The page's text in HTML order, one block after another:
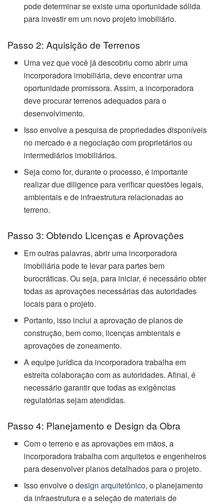
pode determinar se existe uma oportunidade sólida
para investir em um novo projeto imobiliário.
Passo 2: Aquisição de Terrenos
Uma vez que você já descobriu como abrir uma
incorporadora imobiliária, deve encontrar uma
oportunidade promissora. Assim, a incorporadora
deve procurar terrenos adequados para o
desenvolvimento.
Isso envolve a pesquisa de propriedades disponíveis
no mercado e a negociação com proprietários ou
intermediários imobiliários.
Seja como for, durante o processo, é importante
realizar due diligence para verificar questões legais,
ambientais e de infraestrutura relacionadas ao
terreno.
Passo 3: Obtendo Licenças e Aprovações
Em outras palavras, abrir uma incorporadora
imobiliária pode te levar para partes bem
burocráticas. Ou seja, para iniciar, é necessário obter
todas as aprovações necessárias das autoridades
locais para o projeto.
Portanto, isso inclui a aprovação de planos de
construção, bem como, licenças ambientais e
aprovações de zoneamento.
A equipe jurídica da incorporadora trabalha em
estreita colaboração com as autoridades. Afinal, é
necessário garantir que todas as exigências
regulatórias sejam atendidas.
Passo 4: Planejamento e Design da Obra
Com o terreno e as aprovações em mãos, a
incorporadora trabalha com arquitetos e engenheiros
para desenvolver planos detalhados para o projeto.
Isso envolve odesign arquitetônico, o planejamento
da infraestrutura e a seleção de materiais de